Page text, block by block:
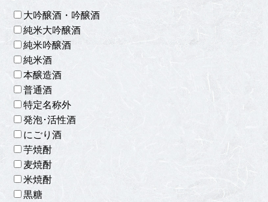
大吟醸酒・吟醸酒
純米大吟醸酒
純米吟醸酒
純米酒
本醸造酒
普通酒
特定名称外
発泡･活性酒
にごり酒
芋焼酎
麦焼酎
米焼酎
黒糖